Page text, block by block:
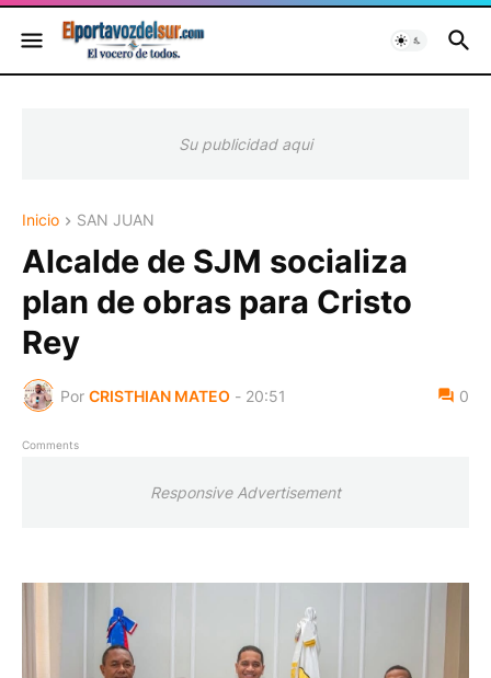
Su publicidad aqui
Inicio SAN JUAN
Alcalde de SJM socializa
plan de obras para Cristo
Rey
Por CRISTHIAN MATEO - 20:51 0
Comments
Responsive Advertisement